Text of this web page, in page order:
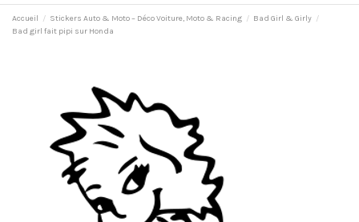
Accueil Stickers Auto & Moto – Déco Voiture, Moto & Racing
Bad Girl & Girly
Bad girl fait pipi sur Honda